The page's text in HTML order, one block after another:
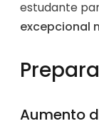
estudante
excepcional
Aumento